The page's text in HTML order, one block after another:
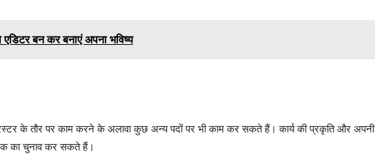
एडिटर बन कर बनाएं अपना भविष्य
के तौर पर काम करने के अलावा कुछ अन्य पदों पर भी काम कर सकते हैं। कार्य की प्रकृति और अपनी
का चुनाव कर सकते हैं।